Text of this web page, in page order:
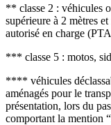
** classe 2 : véhicules
supérieure à 2 mètres
autorisé en charge
*** classe 5 : motos,
**** véhicules
aménagés pour le
présentation, lors du
comportant la mention